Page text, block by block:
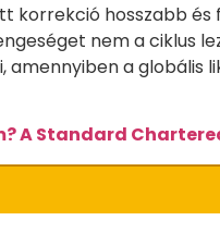
korrekció hosszabb
nem a ciklus
a globális
A Standard